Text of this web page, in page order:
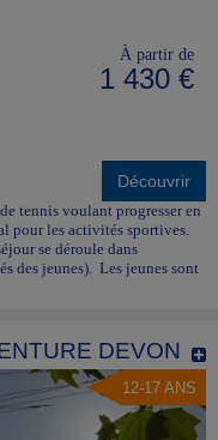
À partir de
1 430 €
Découvrir
tennis voulant progresser en
pour les activités sportives.
se déroule dans
des jeunes). Les jeunes sont
DEVON
12-17 ANS